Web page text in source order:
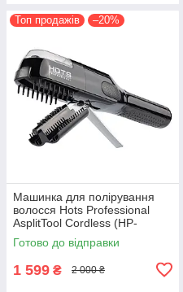
Топ продажів –20%
Машинка для полірування
волосся Hots Professional
AsplitTool Cordless (HP-
AsplitTool)
Готово до відправки
1 599 ₴ 2 000 ₴